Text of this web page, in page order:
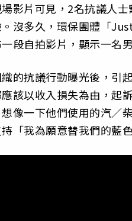
影片可見，2名抗議人
沒多久，環保團體「
段自拍影片，顯示一名
的抗議行動曝光後，引
該以收入損失為由，起
像一下他們使用的汽／
「我為願意替我們的藍